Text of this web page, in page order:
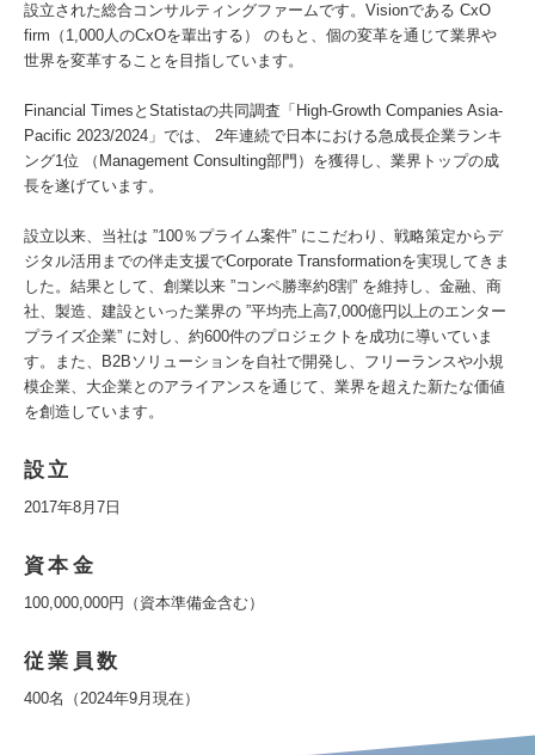
設立された総合コンサルティングファームです。Visionである CxO
firm（1,000人のCxOを輩出する） のもと、個の変革を通じて業界や
世界を変革することを目指しています。
Financial TimesとStatistaの共同調査「High-Growth Companies Asia-
Pacific 2023/2024」では、 2年連続で日本における急成長企業ランキ
ング1位 （Management Consulting部門）を獲得し、業界トップの成
長を遂げています。
設立以来、当社は ”100％プライム案件” にこだわり、戦略策定からデ
ジタル活用までの伴走支援でCorporate Transformationを実現してきま
した。結果として、創業以来 ”コンペ勝率約8割” を維持し、金融、商
社、製造、建設といった業界の ”平均売上高7,000億円以上のエンター
プライズ企業” に対し、約600件のプロジェクトを成功に導いていま
す。また、B2Bソリューションを自社で開発し、フリーランスや小規
模企業、大企業とのアライアンスを通じて、業界を超えた新たな価値
を創造しています。
設立
2017年8月7日
資本金
100,000,000円（資本準備金含む）
従業員数
400名（2024年9月現在）